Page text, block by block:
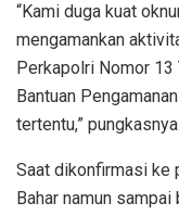
“Kami duga kuat
mengamankan
Perkapolri Nomor 13
Bantuan
tertentu,” pungkasnya.
Saat dikonfirmasi ke
Bahar namun